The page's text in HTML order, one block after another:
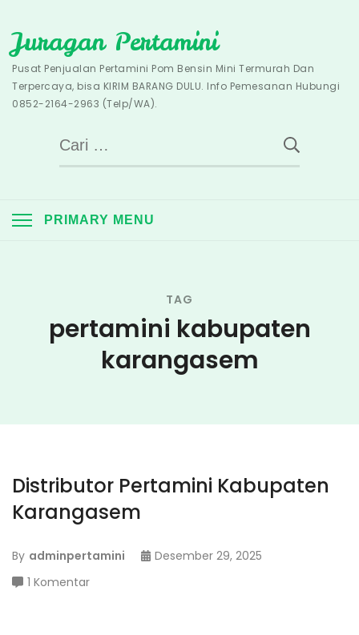
to
content
Juragan Pertamini
Pusat Penjualan Pertamini Pom Bensin Mini Termurah Dan
Terpercaya, bisa KIRIM BARANG DULU. Info Pemesanan Hubungi
0852-2164-2963 (Telp/WA).
Cari
untuk:
PRIMARY MENU
TAG
pertamini kabupaten
karangasem
Distributor Pertamini Kabupaten
Karangasem
By adminpertamini
Desember 29, 2025
1 Komentarpada